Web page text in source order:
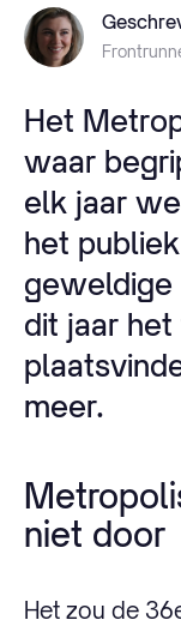
Het
waar
elk jaar
het
geweldige
dit jaar
meer.
niet door
Het zou de